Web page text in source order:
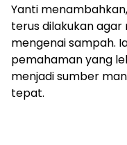
Yanti
terus dilakukan
mengenai sampah.
pemahaman yang
menjadi sumber
tepat.